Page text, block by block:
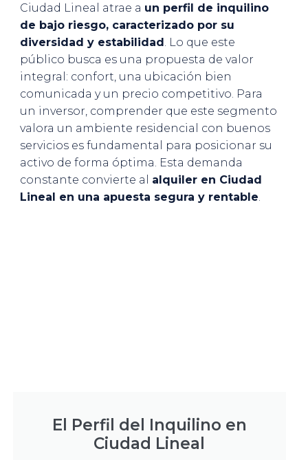
Ciudad Lineal atrae a un perfil de inquilino
de bajo riesgo, caracterizado por su
diversidad y estabilidad . Lo que este
público busca es una propuesta de valor
integral: confort, una ubicación bien
comunicada y un precio competitivo. Para
un inversor, comprender que este segmento
valora un ambiente residencial con buenos
servicios es fundamental para posicionar su
activo de forma óptima. Esta demanda
constante convierte al alquiler en Ciudad
Lineal en una apuesta segura y rentable
El Perfil del Inquilino en
Ciudad Lineal